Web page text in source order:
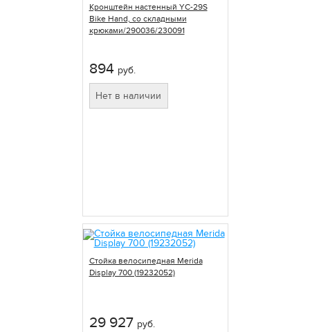
Кронштейн настенный YC-29S
Bike Hand, со складными
крюками/290036/230091
894 руб.
Нет в наличии
Стойка велосипедная Merida
Display 700 (19232052)
29 927 руб.